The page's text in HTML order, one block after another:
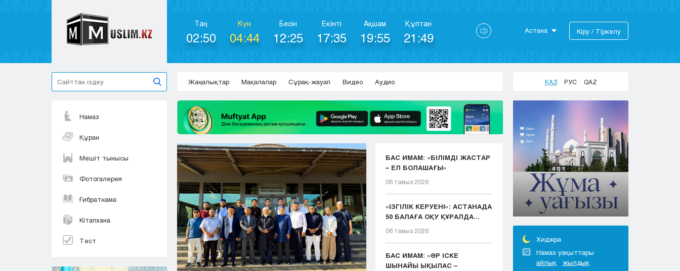
Таң
02:50
Күн
04:44
Бесін
12:25
Екінті
17:35
Ақшам
19:55
Құптан
21:49 Астана
Актобе
Караганда
Кокшетау
Костанай
Кызылорда
Павлодар
Петропавловск
Семей
Талдыкорган
Тараз
Туркестан
Уральск
Усть-Каменогорск
Кіру / Тіркелу
Жаңалықтар Мақалалар Сұрақ-жауап Видео Аудио ҚАЗ РУС QAZ
Намаз
Құран
Мешіт тынысы
Фотогалерея
Ғибратнама
Кітапхана
Тест
БАС ИМАМ: «БІЛІМДІ ЖАСТАР
– ЕЛ БОЛАШАҒЫ»
06 тамыз 2026
«ІЗГІЛІК КЕРУЕНІ»: АСТАНАДА
50 БАЛАҒА ОҚУ ҚҰРАЛДА...
06 тамыз 2026
БАС ИМАМ: «ӘР ІСКЕ
ШЫНАЙЫ ЫҚЫЛАС –
Хиджра
Намаз уақыттары
айлық
жылдық